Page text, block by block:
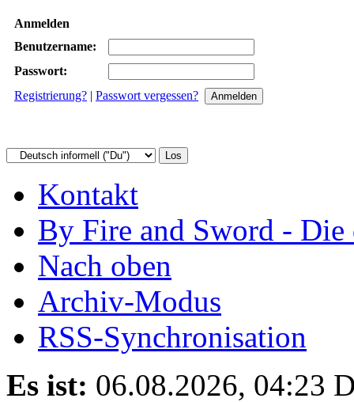
Anmelden
Benutzername:
Passwort:
Registrierung? | Passwort vergessen?
Kontakt
By Fire and Sword -
Nach oben
Archiv-Modus
RSS-Synchronisation
Es ist: 06.08.2026, 04:23